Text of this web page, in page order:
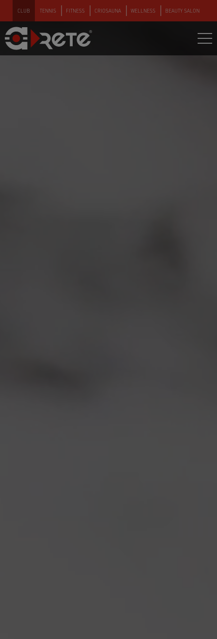
CLUB TENNIS FITNESS CRIOSAUNA WELLNESS BEAUTY SALON